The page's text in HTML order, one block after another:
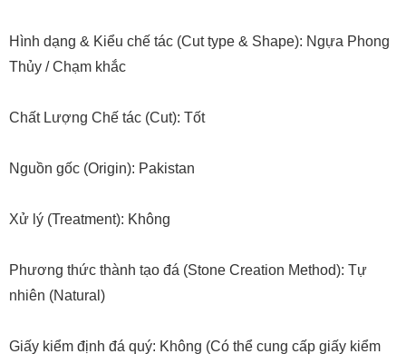
Hình dạng & Kiểu chế tác (Cut type & Shape): Ngựa Phong
Thủy / Chạm khắc
Chất Lượng Chế tác (Cut): Tốt
Nguồn gốc (Origin): Pakistan
Xử lý (Treatment): Không
Phương thức thành tạo đá (Stone Creation Method): Tự
nhiên (Natural)
Giấy kiểm định đá quý: Không (Có thể cung cấp giấy kiểm